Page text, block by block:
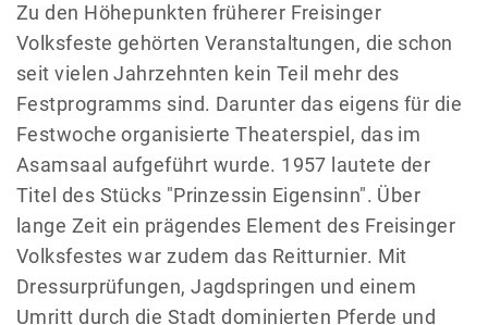
Zu den Höhepunkten früherer Freisinger
Volksfeste gehörten Veranstaltungen, die schon
seit vielen Jahrzehnten kein Teil mehr des
Festprogramms sind. Darunter das eigens für die
Festwoche organisierte Theaterspiel, das im
Asamsaal aufgeführt wurde. 1957 lautete der
Titel des Stücks "Prinzessin Eigensinn". Über
lange Zeit ein prägendes Element des Freisinger
Volksfestes war zudem das Reitturnier. Mit
Dressurprüfungen, Jagdspringen und einem
Umritt durch die Stadt dominierten Pferde und